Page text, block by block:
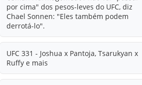
por cima" dos pesos-leves do UFC, diz
Chael Sonnen: "Eles também podem
derrotá-lo".
UFC 331 - Joshua x Pantoja, Tsarukyan x
Ruffy e mais